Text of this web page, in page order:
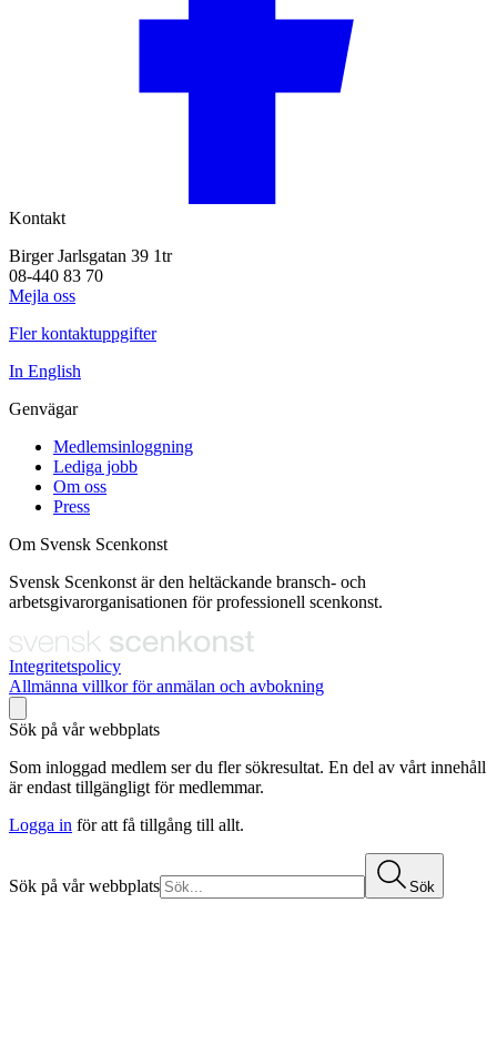
Kontakt
Birger Jarlsgatan 39 1tr
08-440 83 70
Mejla oss
Fler kontaktuppgifter
In English
Genvägar
Medlemsinloggning
Lediga jobb
Om oss
Press
Om Svensk Scenkonst
Svensk Scenkonst är den heltäckande bransch- och
arbetsgivarorganisationen för professionell scenkonst.
Integritetspolicy
Allmänna villkor för anmälan och avbokning
Sök på vår webbplats
Som inloggad medlem ser du fler sökresultat. En del av vårt innehåll
är endast tillgängligt för medlemmar.
Logga in för att få tillgång till allt.
Sök på vår webbplats Sök